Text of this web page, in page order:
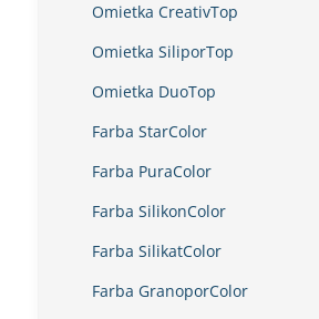
Omietka CreativTop
Omietka SiliporTop
Omietka DuoTop
Farba StarColor
Farba PuraColor
Farba SilikonColor
Farba SilikatColor
Farba GranoporColor